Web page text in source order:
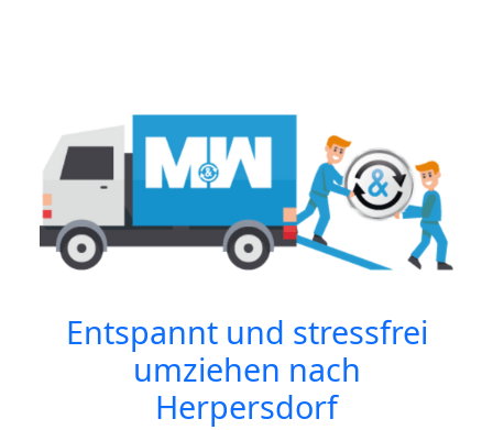
Entspannt und stressfrei
umziehen nach
Herpersdorf